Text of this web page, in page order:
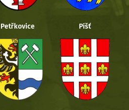
Petřkovice Píšť